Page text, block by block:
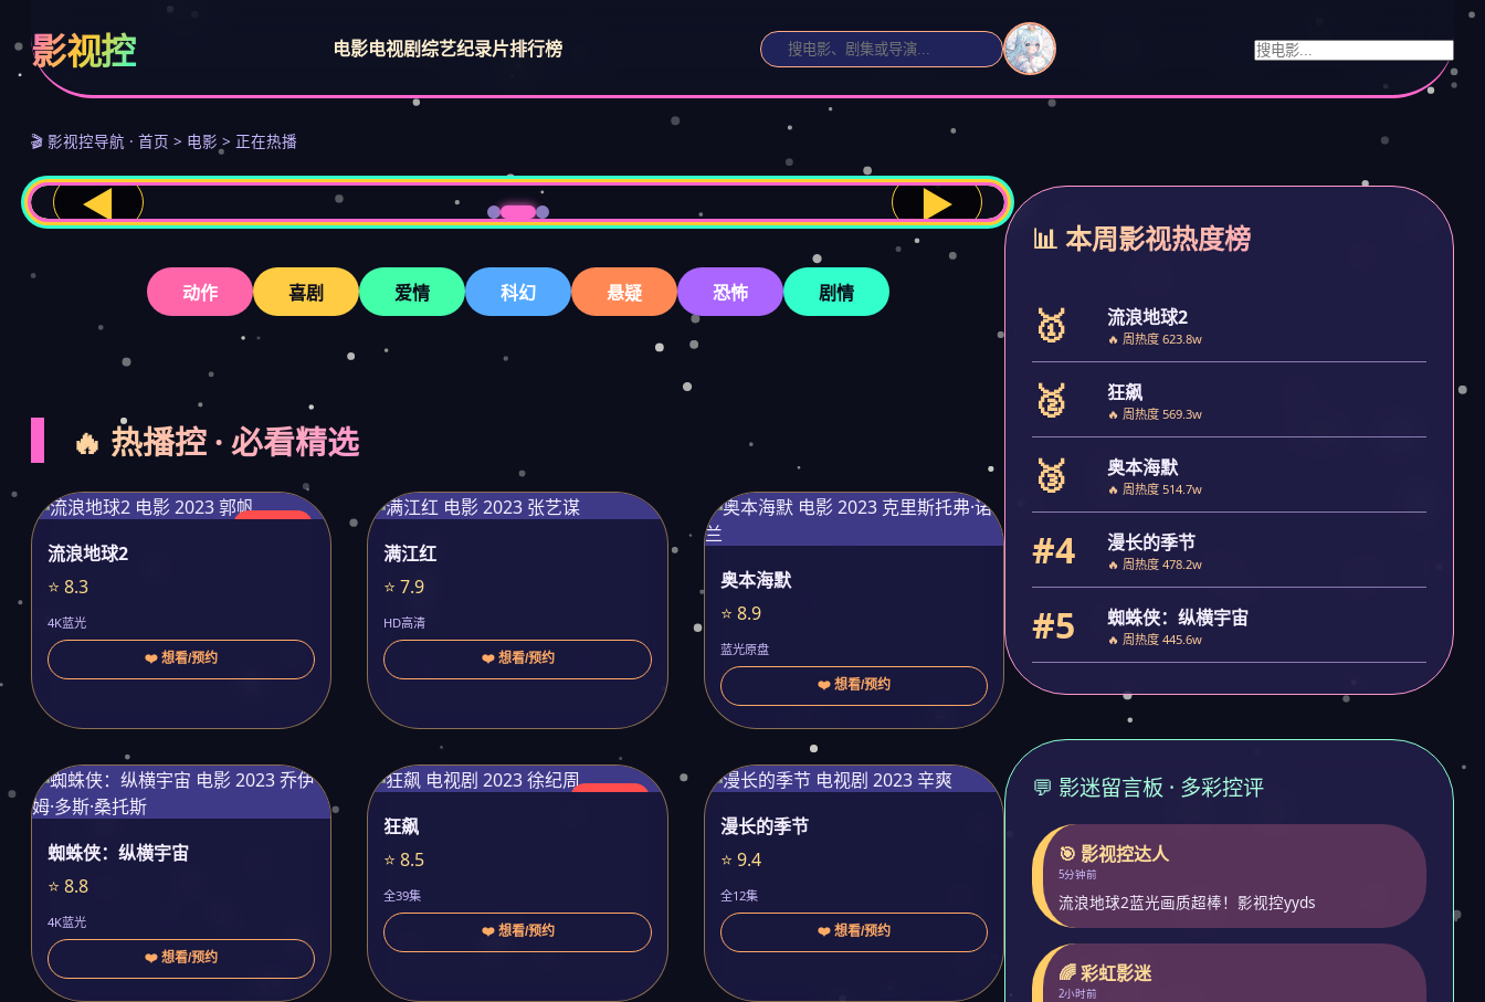
影视控 电影电视剧综艺纪录片排行榜
🎬 影视控导航 · 首页 > 电影 > 正在热播
◀ ▶
动作 喜剧 爱情 科幻 悬疑 恐怖 剧情
🔥 热播控 · 必看精选
流浪地球2
⭐ 8.3
4K蓝光
❤️ 想看/预约
满江红
⭐ 7.9
HD高清
❤️ 想看/预约
奥本海默
⭐ 8.9
蓝光原盘
❤️ 想看/预约
蜘蛛侠：纵横宇宙
⭐ 8.8
4K蓝光
❤️ 想看/预约
狂飙
⭐ 8.5
全39集
❤️ 想看/预约
漫长的季节
⭐ 9.4
全12集
❤️ 想看/预约
📊 本周影视热度榜
🥇 流浪地球2
🔥 周热度 623.8w
🥈 狂飙
🔥 周热度 569.3w
🥉 奥本海默
🔥 周热度 514.7w
#4 漫长的季节
🔥 周热度 478.2w
#5 蜘蛛侠：纵横宇宙
🔥 周热度 445.6w
💬 影迷留言板 · 多彩控评
🎯 影视控达人
5分钟前
流浪地球2蓝光画质超棒！影视控yyds
🌈 彩虹影迷
2小时前